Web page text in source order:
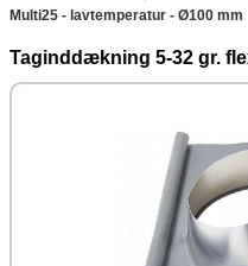
Multi25 - lavtemperatur - Ø100 mm
Taginddækning 5-32 gr.